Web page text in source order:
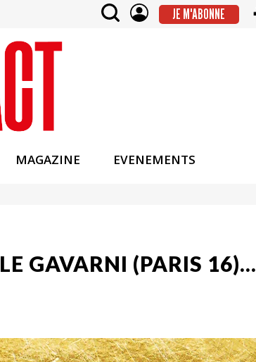
JE M'ABONNE
MAGAZINE EVENEMENTS
GAVARNI (PARIS 16)…